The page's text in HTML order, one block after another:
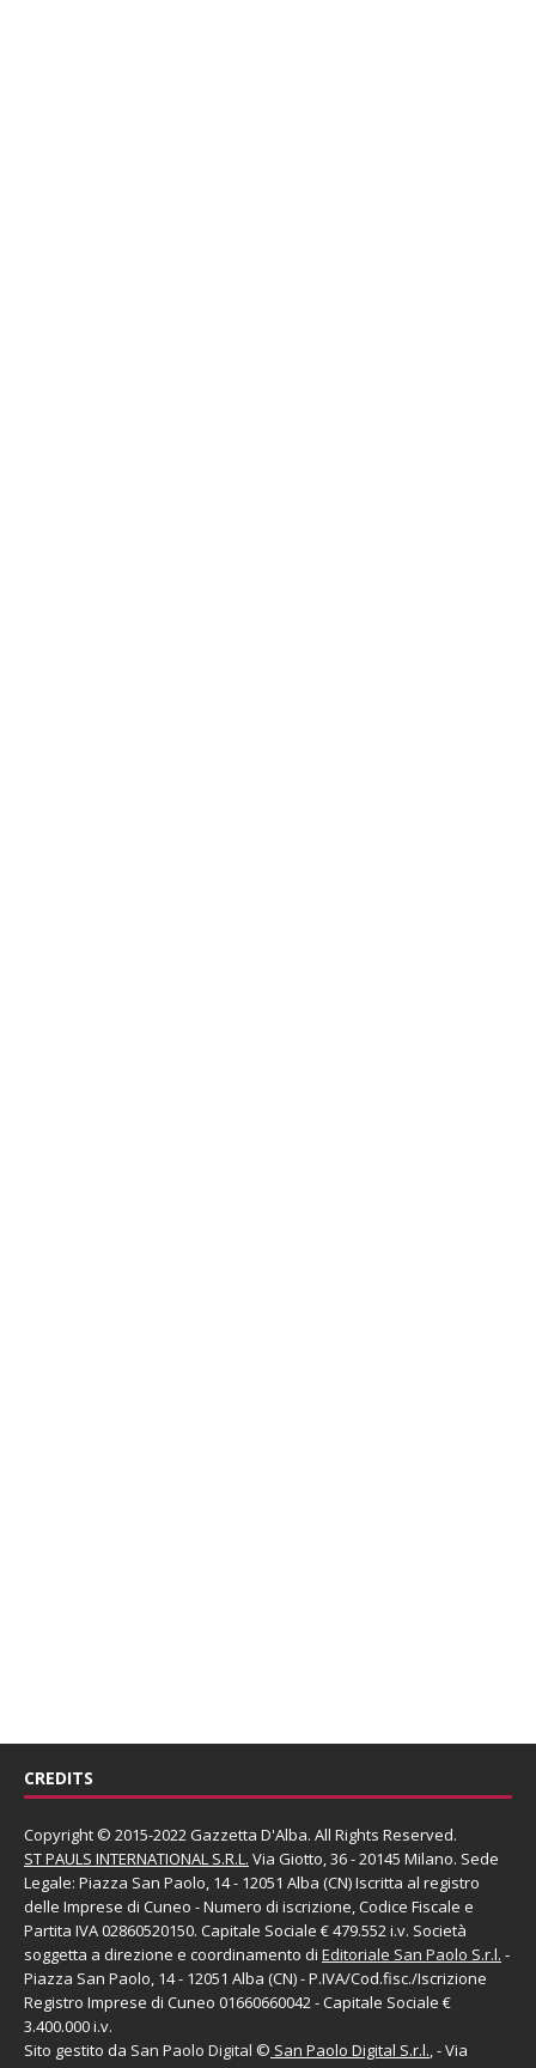
CREDITS
Copyright © 2015-2022 Gazzetta D'Alba. All Rights Reserved.
ST PAULS INTERNATIONAL S.R.L. Via Giotto, 36 - 20145 Milano. Sede
Legale: Piazza San Paolo, 14 - 12051 Alba (CN) Iscritta al registro
delle Imprese di Cuneo - Numero di iscrizione, Codice Fiscale e
Partita IVA 02860520150. Capitale Sociale € 479.552 i.v. Società
soggetta a direzione e coordinamento di Editoriale San Paolo S.r.l. -
Piazza San Paolo, 14 - 12051 Alba (CN) - P.IVA/Cod.fisc./Iscrizione
Registro Imprese di Cuneo 01660660042 - Capitale Sociale €
3.400.000 i.v.
Sito gestito da San Paolo Digital © San Paolo Digital S.r.l., - Via